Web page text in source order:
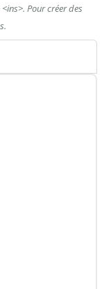
<ins>. Pour créer des